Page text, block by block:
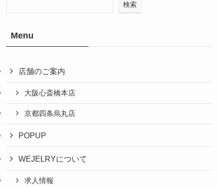
検索
Menu
店舗のご案内
大阪心斎橋本店
京都四条烏丸店
POPUP
WEJELRYについて
求人情報